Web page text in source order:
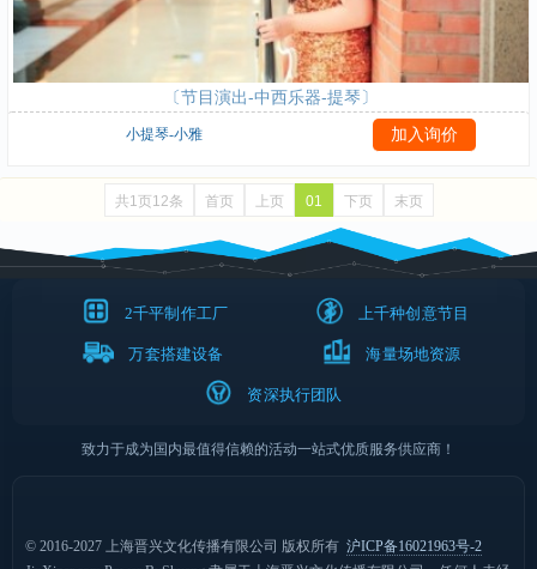
〔节目演出-中西乐器-提琴〕
小提琴-小雅
共1页12条 首页 上页 01 下页 末页
2千平制作工厂 上千种创意节目
万套搭建设备 海量场地资源
资深执行团队
致力于成为国内最值得信赖的活动一站式优质服务供应商！
© 2016-2027 上海晋兴文化传播有限公司 版权所有 沪ICP备16021963号-2